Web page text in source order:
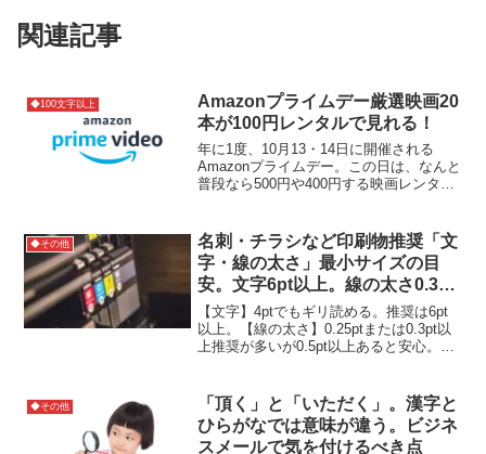
関連記事
◆100文字以上
Amazonプライムデー厳選映画20
本が100円レンタルで見れる！
年に1度、10月13・14日に開催される
Amazonプライムデー。この日は、なんと
普段なら500円や400円する映画レンタル
で、様々な情報を紹介している本サイ
ト...
◆その他
名刺・チラシなど印刷物推奨「文
字・線の太さ」最小サイズの目
安。文字6pt以上。線の太さ0.3pt
以上
【文字】4ptでもギリ読める。推奨は6pt
以上。【線の太さ】0.25ptまたは0.3pt以
上推奨が多いが0.5pt以上あると安心。※
◆その他
「頂く」と「いただく」。漢字と
ひらがなでは意味が違う。ビジネ
スメールで気を付けるべき点